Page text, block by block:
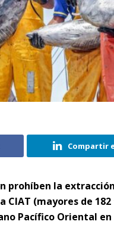
Compartir
prohíben la
CIAT (mayores de
Pacífico Oriental